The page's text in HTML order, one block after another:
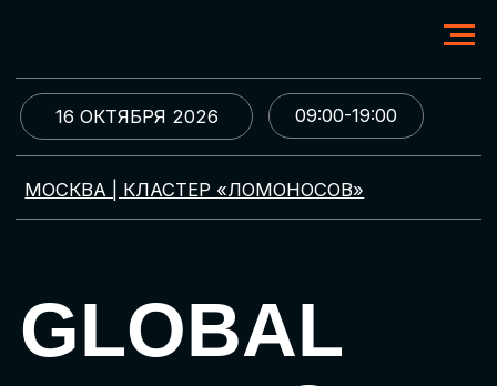
МОСКВА | КЛАСТЕР «ЛОМОНОСОВ»
GLOBAL
TECH
FORUM
09:00-19:00
16 ОКТЯБРЯ 2026